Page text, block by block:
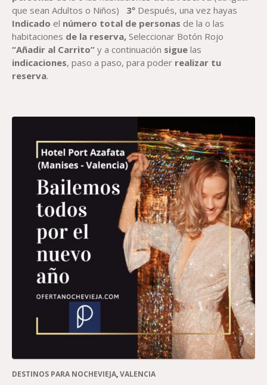
que sean Adultos o Niños) 3º Después, una vez hayas
Indicado el número total de personas de la o las
habitaciones de la reserva, Seleccionar Botón Rojo
“Añadir al Carrito” y a continuación sigue las
indicaciones, paso a paso, para poder realizar tu
reserva.
DESTINOS PARA NOCHEVIEJA,VALENCIA